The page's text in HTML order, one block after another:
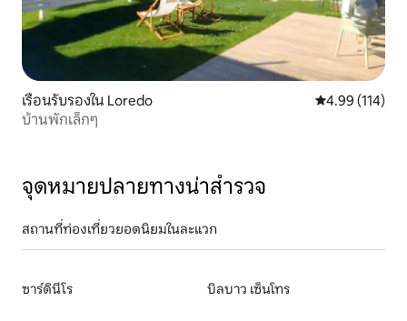
เรือนรับรองใน Loredo คะแนนเฉลี่ย
4.99 (114)
บ้านพักเล็กๆ
จุดหมายปลายทางน่าสำรวจ
สถานที่ท่องเที่ยวยอดนิยมในละแวก
ซาร์ดินีโร บิลบาว เซ็นโทร